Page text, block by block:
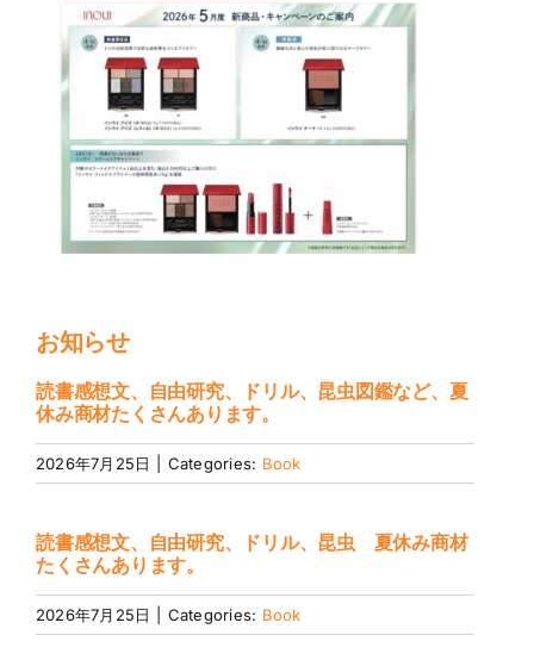
お知らせ
読書感想文、自由研究、ドリル、昆虫図鑑など、夏
休み商材たくさんあります。
2026年7月25日 Categories: Book
読書感想文、自由研究、ドリル、昆虫 夏休み商材
たくさんあります。
2026年7月25日 Categories: Book